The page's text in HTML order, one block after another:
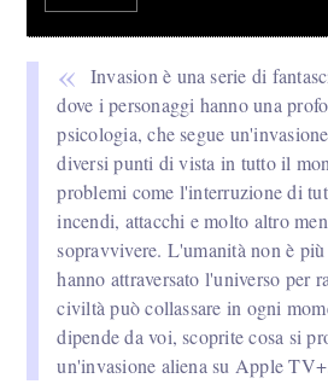
Invasion è una serie di
dove i personaggi hanno una
psicologia, che segue
diversi punti di vista in tutto il
problemi come l'interruzione di
incendi, attacchi e molto altro
sopravvivere. L'umanità non è
hanno attraversato l'universo per
civiltà può collassare in ogni
dipende da voi, scoprite cosa si
un'invasione aliena su Apple